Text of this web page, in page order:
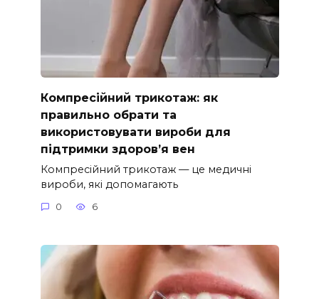
Компресійний трикотаж: як
правильно обрати та
використовувати вироби для
підтримки здоров’я вен
Компресійний трикотаж — це медичні
вироби, які допомагають
0 6